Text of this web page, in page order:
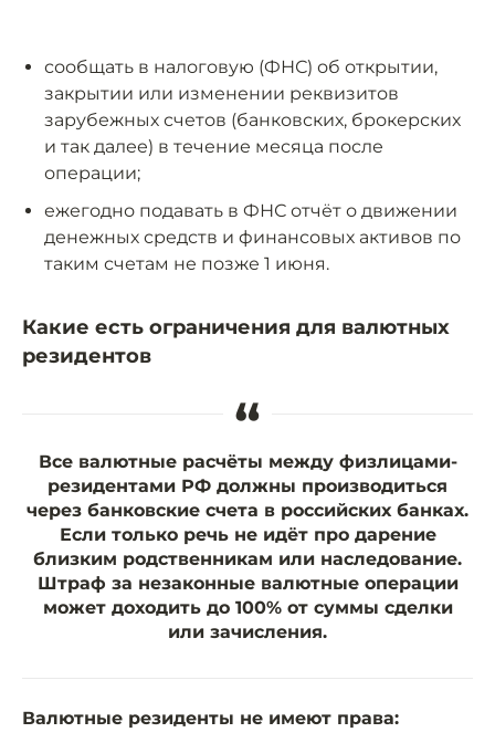
сообщать в налоговую (ФНС) об открытии,
закрытии или изменении реквизитов
зарубежных счетов (банковских, брокерских
и так далее) в течение месяца после
операции;
ежегодно подавать в ФНС отчёт о движении
денежных средств и финансовых активов по
таким счетам не позже 1 июня.
Какие есть ограничения для валютных
резидентов
“
Все валютные расчёты между физлицами-
резидентами РФ должны производиться
через банковские счета в российских банках.
Если только речь не идёт про дарение
близким родственникам или наследование.
Штраф за незаконные валютные операции
может доходить до 100% от суммы сделки
или зачисления.
Валютные резиденты не имеют права: